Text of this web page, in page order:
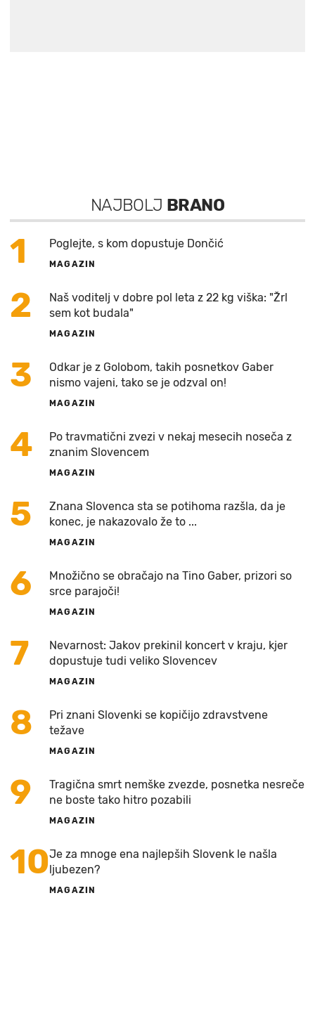
NAJBOLJ BRANO
1 Poglejte, s kom dopustuje Dončić
MAGAZIN
2
Naš voditelj v dobre pol leta z 22 kg viška: "Žrl
sem kot budala"
MAGAZIN
3
Odkar je z Golobom, takih posnetkov Gaber
nismo vajeni, tako se je odzval on!
MAGAZIN
4
Po travmatični zvezi v nekaj mesecih noseča z
znanim Slovencem
MAGAZIN
5
Znana Slovenca sta se potihoma razšla, da je
konec, je nakazovalo že to ...
MAGAZIN
6
Množično se obračajo na Tino Gaber, prizori so
srce parajoči!
MAGAZIN
7
Nevarnost: Jakov prekinil koncert v kraju, kjer
dopustuje tudi veliko Slovencev
MAGAZIN
8
Pri znani Slovenki se kopičijo zdravstvene
težave
MAGAZIN
9
Tragična smrt nemške zvezde, posnetka nesreče
ne boste tako hitro pozabili
MAGAZIN
10Je za mnoge ena najlepših Slovenk le našla
ljubezen?
MAGAZIN